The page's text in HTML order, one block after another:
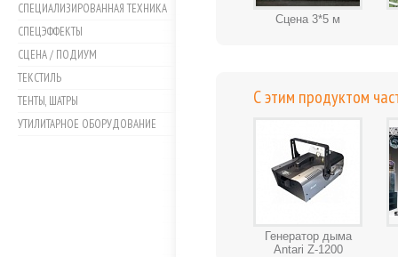
СПЕЦИАЛИЗИРОВАННАЯ ТЕХНИКА
СПЕЦЭФФЕКТЫ
СЦЕНА / ПОДИУМ
ТЕКСТИЛЬ
ТЕНТЫ, ШАТРЫ
УТИЛИТАРНОЕ ОБОРУДОВАНИЕ
Сцена 3*5 м
С этим продуктом
Генератор дыма
Antari Z-1200